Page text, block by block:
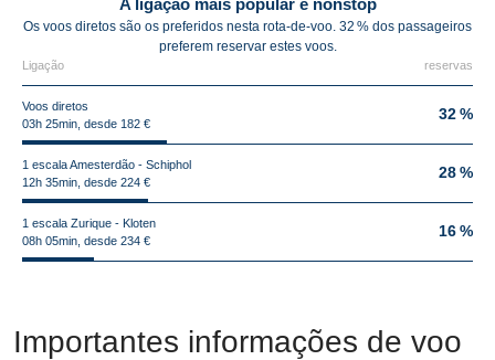
A ligação mais popular é nonstop
Os voos diretos são os preferidos nesta rota-de-voo. 32 % dos passageiros
preferem reservar estes voos.
Ligação reservas
Voos diretos
03h 25min, desde 182 €
32 %
1 escala Amesterdão - Schiphol
12h 35min, desde 224 €
28 %
1 escala Zurique - Kloten
08h 05min, desde 234 €
16 %
Importantes informações de voo